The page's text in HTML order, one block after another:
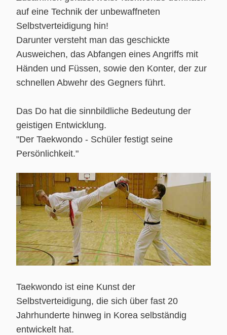
auf eine Technik der unbewaffneten
Selbstverteidigung hin!
Darunter versteht man das geschickte
Ausweichen, das Abfangen eines Angriffs mit
Händen und Füssen, sowie den Konter, der zur
schnellen Abwehr des Gegners führt.
Das Do hat die sinnbildliche Bedeutung der
geistigen Entwicklung.
"Der Taekwondo - Schüler festigt seine
Persönlichkeit."
Taekwondo ist eine Kunst der
Selbstverteidigung, die sich über fast 20
Jahrhunderte hinweg in Korea selbständig
entwickelt hat.